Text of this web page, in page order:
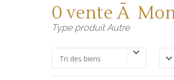
0 vente Ã
Type produit Autre
Tri des biens